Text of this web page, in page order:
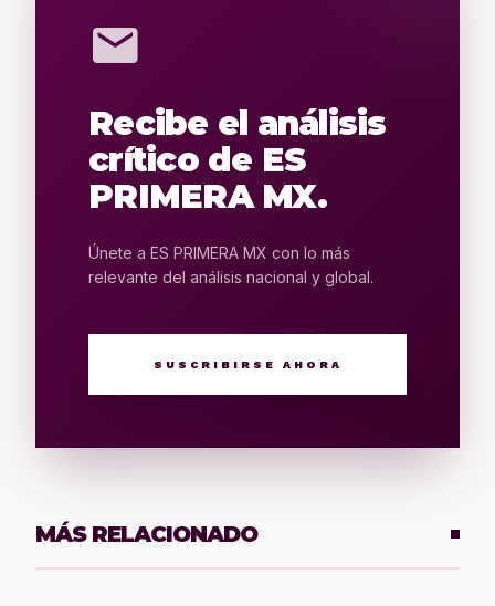
mail
Recibe el análisis
crítico de ES
PRIMERA MX.
Únete a ES PRIMERA MX con lo más
relevante del análisis nacional y global.
SUSCRIBIRSE AHORA
MÁS RELACIONADO